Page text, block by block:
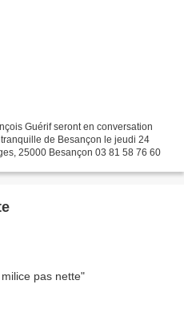
Guérif seront en conversation
de Besançon le jeudi 24
25000 Besançon 03 81 58 76 60